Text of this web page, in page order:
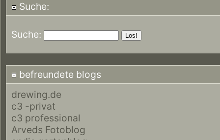
Suche:
Suche:
befreundete blogs
drewing.de
c3 -privat
c3 professional
Arveds Fotoblog